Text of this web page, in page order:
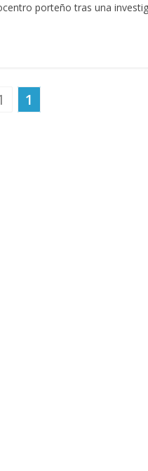
porteño tras una
1